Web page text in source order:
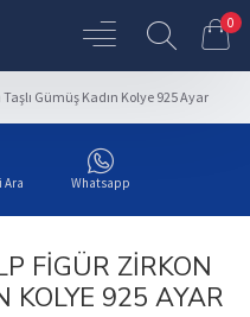
0
Gümüş Kadın Kolye 925 Ayar
Ara Whatsapp
FIGÜR ZIRKON
KOLYE 925 AYAR